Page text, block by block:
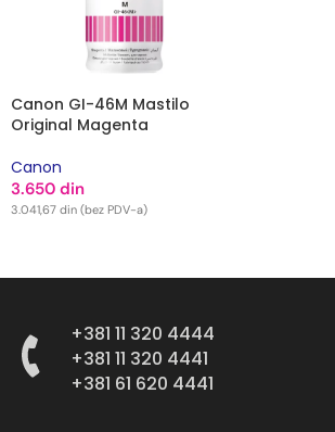
Canon GI-46M Mastilo
Original Magenta
Canon
3.650 din
3.041,67 din (bez PDV-a)
+381 11 320 4444
+381 11 320 4441
+381 61 620 4441